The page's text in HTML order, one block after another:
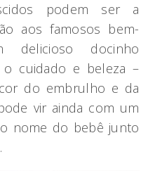
podem ser a
aos famosos bem-
delicioso docinho
cuidado e beleza –
do embrulho e da
vir ainda com um
nome do bebê junto